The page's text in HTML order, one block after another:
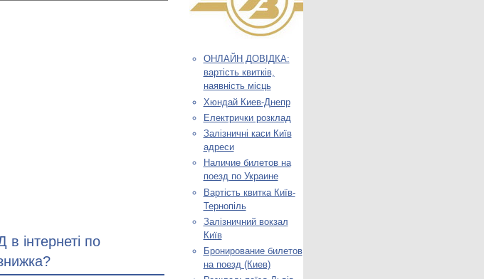
інтернеті по
ОНЛАЙН ДОВІДКА:
вартість квитків,
наявність місць
Хюндай Киев-Днепр
Електрички розклад
Залізничні каси Київ
адреси
Наличие билетов на
поезд по Украине
Вартість квитка Київ-
Тернопіль
Залізничний вокзал
Київ
Бронирование билетов
на поезд (Киев)